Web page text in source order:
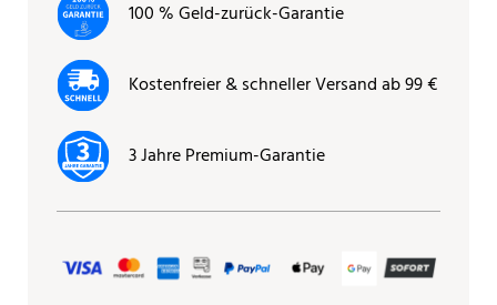
100 % Geld-zurück-Garantie
Kostenfreier & schneller Versand ab 99 €
3 Jahre Premium-Garantie